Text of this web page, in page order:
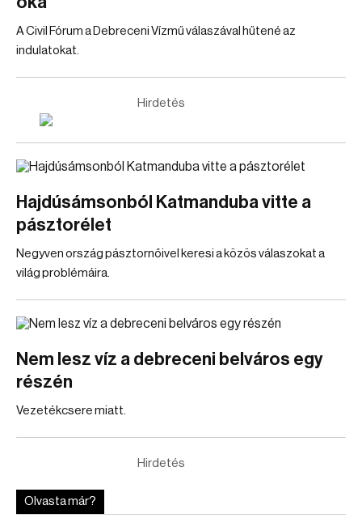
A Civil Fórum a Debreceni Vízmű válaszával hűtené az
indulatokat.
Hirdetés
Hajdúsámsonból Katmanduba vitte a
pásztorélet
Negyven ország pásztornőivel keresi a közös válaszokat a
világ problémáira.
Nem lesz víz a debreceni belváros egy
részén
Vezetékcsere miatt.
Hirdetés
Olvasta már?